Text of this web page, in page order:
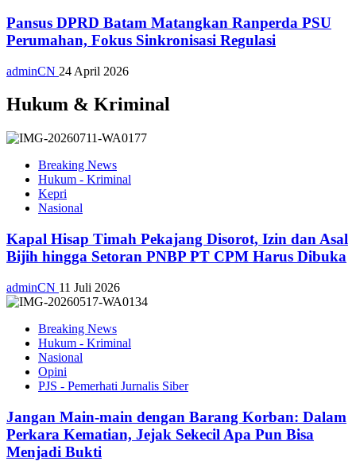
Pansus DPRD Batam Matangkan Ranperda PSU
Perumahan, Fokus Sinkronisasi Regulasi
adminCN 24 April 2026
Hukum & Kriminal
Breaking News
Hukum - Kriminal
Kepri
Nasional
Kapal Hisap Timah Pekajang Disorot, Izin dan Asal
Bijih hingga Setoran PNBP PT CPM Harus Dibuka
adminCN 11 Juli 2026
Breaking News
Hukum - Kriminal
Nasional
Opini
PJS - Pemerhati Jurnalis Siber
Jangan Main-main dengan Barang Korban: Dalam
Perkara Kematian, Jejak Sekecil Apa Pun Bisa
Menjadi Bukti